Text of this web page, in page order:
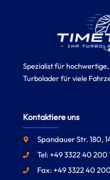
Spezialist für
Turbolader für viele
Kontaktiere uns
Spandauer Str. 180,
Tel: +49 3322 40 200
Fax: +49 3322 40 200